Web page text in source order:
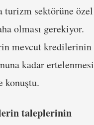
turizm sektörüne özel
olması gerekiyor.
mevcut kredilerinin
kadar ertelenmesi
konuştu.
taleplerinin